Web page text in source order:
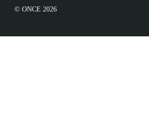
© ONCE 2026